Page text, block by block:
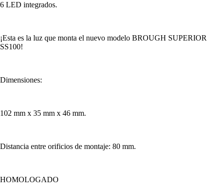
6 LED integrados.
¡Esta es la luz que monta el nuevo modelo BROUGH SUPERIOR
SS100!
Dimensiones:
102 mm x 35 mm x 46 mm.
Distancia entre orificios de montaje: 80 mm.
HOMOLOGADO